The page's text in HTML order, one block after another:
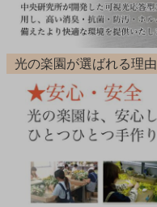
光の楽園が選ばれる理由